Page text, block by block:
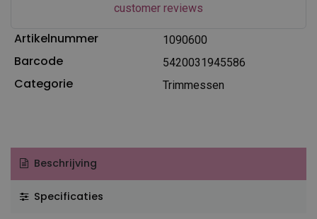
customer reviews
Artikelnummer 1090600
Barcode 5420031945586
Categorie Trimmessen
Beschrijving
Specificaties